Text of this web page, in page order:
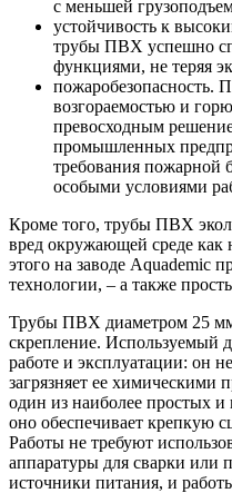
с меньшей
устойчивость к
трубы ПВХ успешно
функциями, не теряя
пожаробезопасность.
возгораемостью и
превосходным
промышленных
требования пожарной
особыми условиями
Кроме того, трубы ПВХ
вред окружающей среде как
этого на заводе Aquademic
технологии, – а также
Трубы ПВХ диаметром 25 мм
скрепление. Используемый
работе и эксплуатации: он
загрязняет ее химическими
один из наиболее простых
оно обеспечивает крепкую
Работы не требуют
аппаратуры для сварки или
источники питания, и